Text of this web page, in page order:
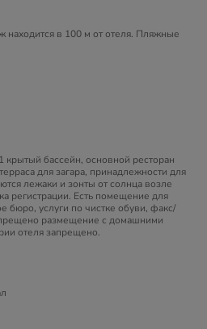
в 100 м от отеля. Пляжные
крытый бассейн, основной ресторан
для загара, принадлежности для
лежаки и зонты от солнца возле
регистрации. Есть помещение для
бюро, услуги по чистке обуви, факс/
размещение с домашними
отеля запрещено.